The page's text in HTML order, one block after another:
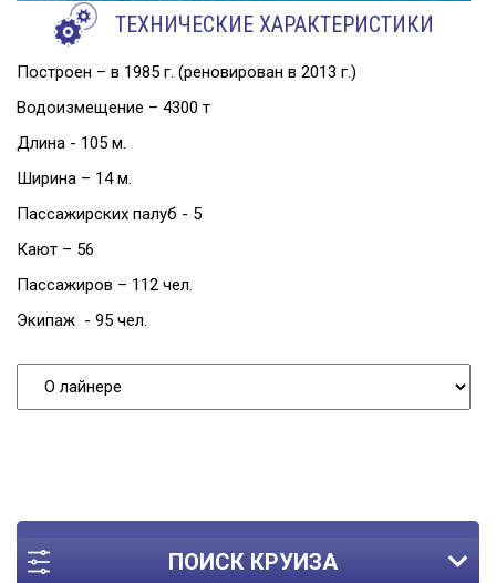
ПОИСК КРУИЗА
ТЕХНИЧЕСКИЕ ХАРАКТЕРИСТИКИ
Построен – в 1985 г. (реновирован в 2013 г.)
Водоизмещение – 4300 т
Длина - 105 м.
Ширина – 14 м.
Пассажирских палуб - 5
Кают – 56
Пассажиров – 112 чел.
Экипаж - 95 чел.